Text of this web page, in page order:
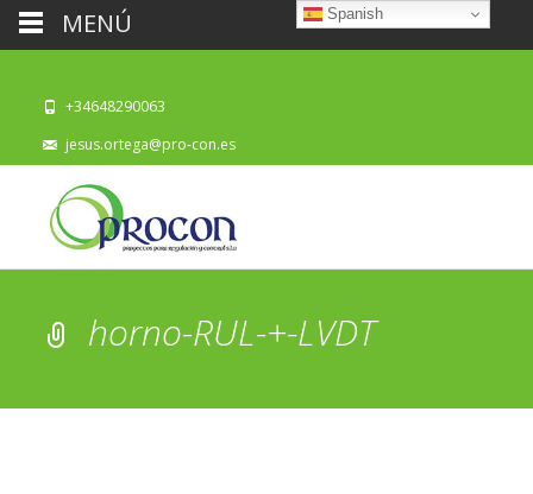
+34648290063
jesus.ortega@pro-con.es
horno-RUL-+-LVDT
Spanish
MENÚ